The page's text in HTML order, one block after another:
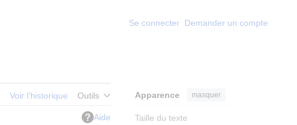
Se connecter Demander un compte
Voir l’historique Outils Apparence masquer
Taille du texte
Aide